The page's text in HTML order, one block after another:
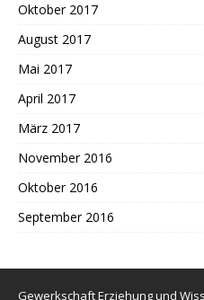
Oktober 2017
August 2017
Mai 2017
April 2017
März 2017
November 2016
Oktober 2016
September 2016
Gewerkschaft Erziehung und